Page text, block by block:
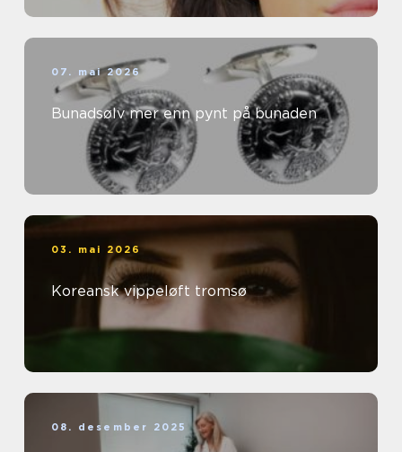
07. mai 2026
Bunadsølv mer enn pynt på bunaden
03. mai 2026
Koreansk vippeløft tromsø
08. desember 2025